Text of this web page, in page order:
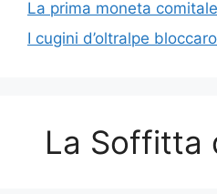
La prima moneta
I cugini d’oltralpe
La Soffitta